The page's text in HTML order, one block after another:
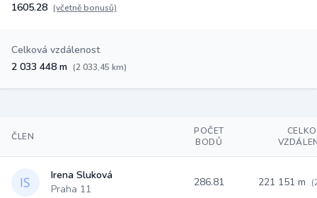
1605.28 (včetně bonusů)
Celková vzdálenost
2 033 448 m (2 033,45 km)
ČLEN
POČET
BODŮ
Irena Sluková
Praha 11
286.81 221 151 m